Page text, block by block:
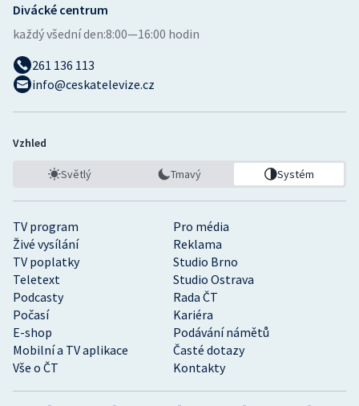
TV program
Pro média
Živé vysílání
Reklama
TV poplatky
Studio Brno
Teletext
Studio Ostrava
Podcasty
Rada ČT
Počasí
Kariéra
E-shop
Podávání námětů
Mobilní a TV aplikace
Časté dotazy
Vše o ČT
Kontakty
Divácké centrum
každý všední den:8:00—16:00 hodin
261 136 113
info@ceskatelevize.cz
Vzhled
Světlý Tmavý Systém